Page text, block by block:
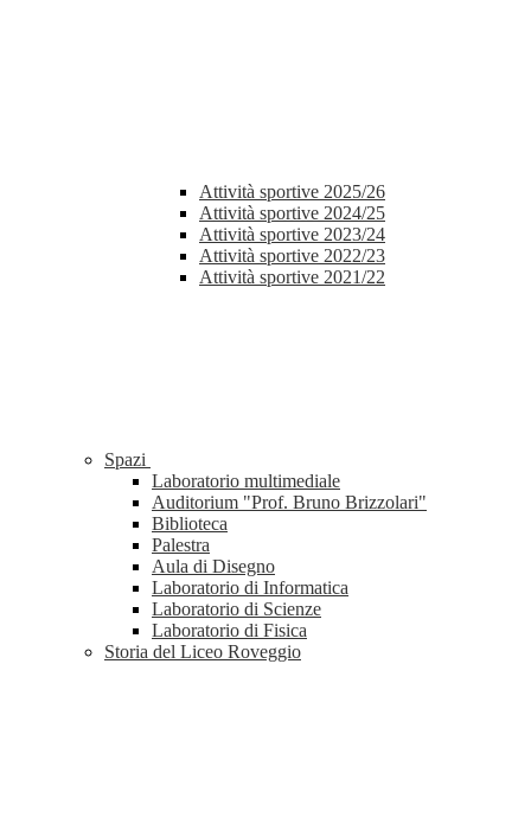
Attività sportive 2025/26
Attività sportive 2024/25
Attività sportive 2023/24
Attività sportive 2022/23
Attività sportive 2021/22
Spazi
Laboratorio multimediale
Auditorium "Prof. Bruno Brizzolari"
Biblioteca
Palestra
Aula di Disegno
Laboratorio di Informatica
Laboratorio di Scienze
Laboratorio di Fisica
Storia del Liceo Roveggio